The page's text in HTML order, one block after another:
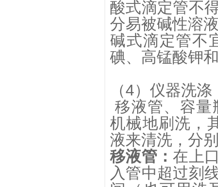
酸式滴定管不
分易被碱性溶
碱式滴定管不
碘、高锰酸钾
（4）仪器洗涤
移液管、容量
机械地刷洗，
液来清洗，分
移液管：在上
入管中超过刻